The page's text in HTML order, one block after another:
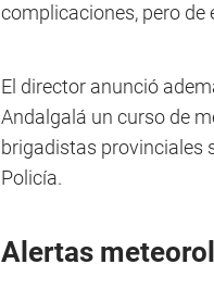
complicaciones, pero de
El director anunció
Andalgalá un curso de
brigadistas provinciales
Policía.
Alertas